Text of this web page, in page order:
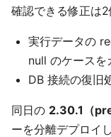
確認できる修正は2
実行データの
null のケースを
DB 接続の復旧
同日の 2.30.1（
ーを分離デプロイ